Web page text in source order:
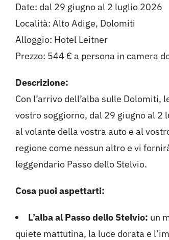
Date: dal 29 giugno al 2 luglio 2026
Località: Alto Adige, Dolomiti
Alloggio: Hotel Leitner
Prezzo: 544 € a persona in camera
Descrizione:
Con l’arrivo dell’alba sulle
vostro soggiorno, dal 29 giugno al 2
al volante della vostra auto e al
regione come nessun altro e vi
leggendario Passo dello Stelvio.
Cosa puoi aspettarti:
L’alba al Passo dello Stelvio: un
quiete mattutina, la luce dorata e